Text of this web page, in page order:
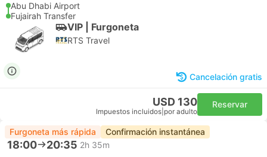
Abu Dhabi Airport
Fujairah Transfer
VIP | Furgoneta
RTS Travel
Cancelación gratis
USD 130
Impuestos incluidos por adulto
Reservar
Furgoneta más rápida Confirmación instantánea
18:00 20:35 2h 35m